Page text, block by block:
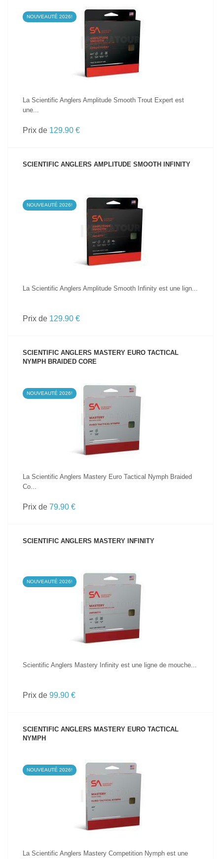
NOUVEAUTÉ 2026!
VOIR LE PRODUIT
La Scientific Anglers Amplitude Smooth Trout Expert est
une...
Prix de 129.90 €
SCIENTIFIC ANGLERS AMPLITUDE SMOOTH INFINITY
NOUVEAUTÉ 2026!
VOIR LE PRODUIT
La Scientific Anglers Amplitude Smooth Infinity est une lign...
Prix de 129.90 €
SCIENTIFIC ANGLERS MASTERY EURO TACTICAL
NYMPH BRAIDED CORE
NOUVEAUTÉ 2026!
VOIR LE PRODUIT
La Scientific Anglers Mastery Euro Tactical Nymph Braided
Co...
Prix de 79.90 €
SCIENTIFIC ANGLERS MASTERY INFINITY
NOUVEAUTÉ 2026!
VOIR LE PRODUIT
Scientific Anglers Mastery Infinity est une ligne de mouche...
Prix de 99.90 €
SCIENTIFIC ANGLERS MASTERY EURO TACTICAL
NYMPH
NOUVEAUTÉ 2026!
VOIR LE PRODUIT
La Scientific Anglers Mastery Competition Nymph est une